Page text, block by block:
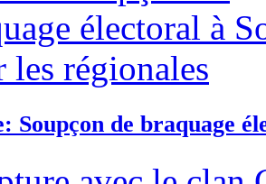
Soupçon de braquage